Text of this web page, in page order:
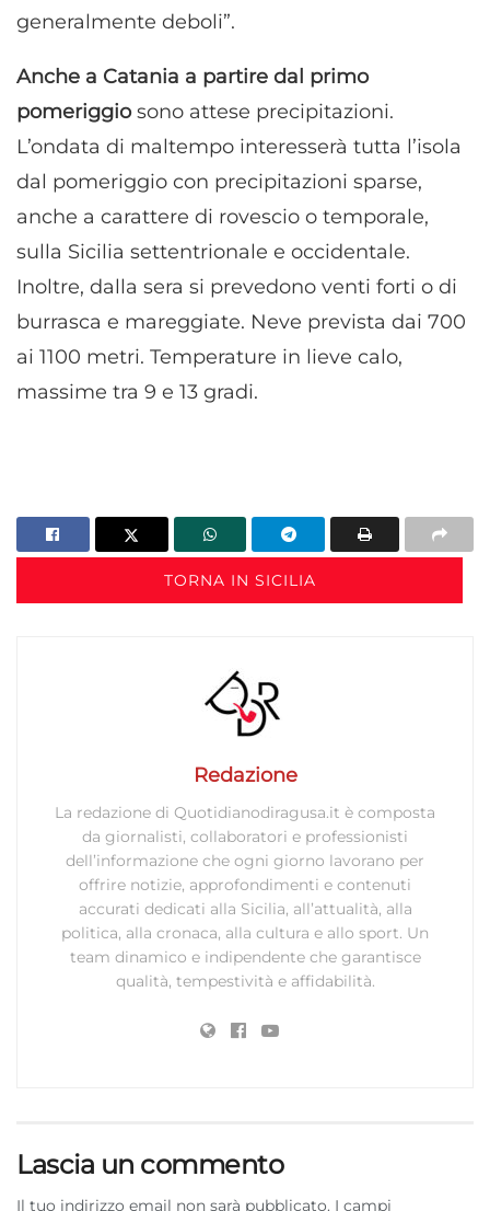
generalmente deboli”.
Anche a Catania a partire dal primo
pomeriggiosono attese precipitazioni.
L’ondata di maltempo interesserà tutta l’isola
dal pomeriggio con precipitazioni sparse,
anche a carattere di rovescio o temporale,
sulla Sicilia settentrionale e occidentale.
Inoltre, dalla sera si prevedono venti forti o di
burrasca e mareggiate. Neve prevista dai 700
ai 1100 metri. Temperature in lieve calo,
massime tra 9 e 13 gradi.
TORNA IN SICILIA
Redazione
La redazione di Quotidianodiragusa.it è composta
da giornalisti, collaboratori e professionisti
dell’informazione che ogni giorno lavorano per
offrire notizie, approfondimenti e contenuti
accurati dedicati alla Sicilia, all’attualità, alla
politica, alla cronaca, alla cultura e allo sport. Un
team dinamico e indipendente che garantisce
qualità, tempestività e affidabilità.
Lascia un commento
Il tuo indirizzo email non sarà pubblicato. I campi